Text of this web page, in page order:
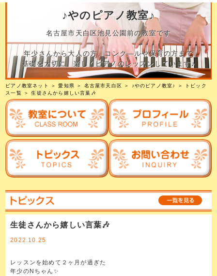
♪やのピアノ教室♪
名古屋市天白区池見公園前の教室です
年少さんから大人の方、コンク―ルや保育の方まで
基礎を大切に 楽しくピアノのレッスンしています♪
ピアノ教室ネット ＞愛知県 ＞ 名古屋市天白区 ＞ ♪やのピアノ教室♪ ＞
トピック
ス一覧 ＞ 生徒さんから嬉しい言葉🎶
生徒さんから嬉しい言葉🎶
2022.10.25
レッスンを始めて２ヶ月が過ぎた
年少のNちゃん✨